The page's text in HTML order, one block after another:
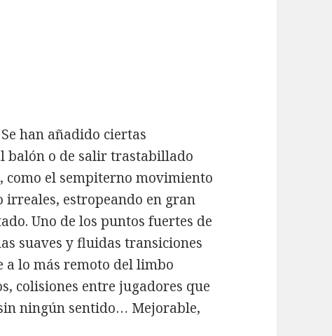
han añadido ciertas
balón o de salir trastabillado
el sempiterno movimiento
irreales, estropeando en gran
Uno de los puntos fuertes de
suaves y fluidas transiciones
a lo más remoto del limbo
colisiones entre jugadores que
ningún sentido… Mejorable,